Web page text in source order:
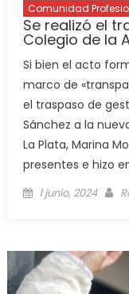
Comunidad
Se realizó el
Colegio de la
Si bien el acto
marco de
el traspaso de
Sánchez a la
La Plata, Marina
presentes e hizo
1 junio, 2024